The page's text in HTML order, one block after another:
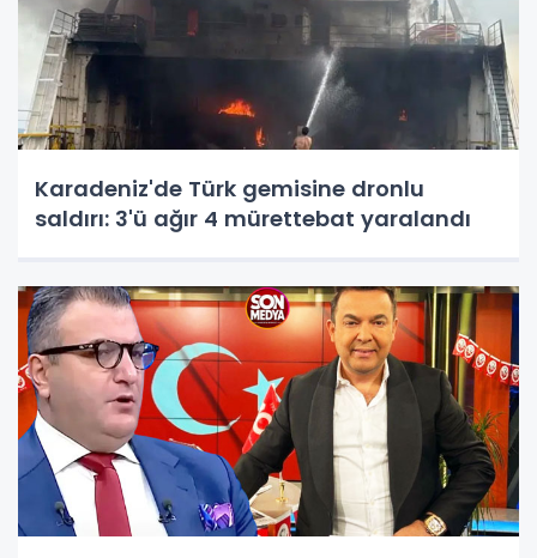
Karadeniz'de Türk gemisine dronlu
saldırı: 3'ü ağır 4 mürettebat yaralandı